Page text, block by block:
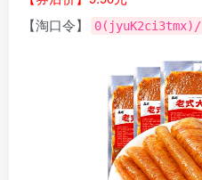
【淘口令】
0(jyuK2ci3tmx)/